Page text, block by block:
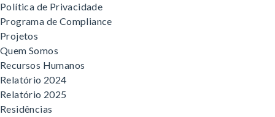
Política de Privacidade
Programa de Compliance
Projetos
Quem Somos
Recursos Humanos
Relatório 2024
Relatório 2025
Residências